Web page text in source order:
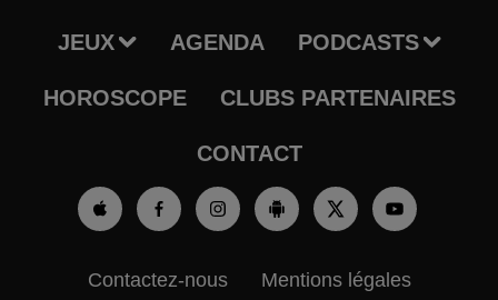
JEUX AGENDA PODCASTS
HOROSCOPE CLUBS PARTENAIRES
CONTACT
Contactez-nous Mentions légales